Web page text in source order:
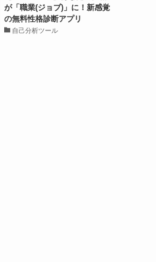
が「職業(ジョブ)」に！新感覚
の無料性格診断アプリ
自己分析ツール